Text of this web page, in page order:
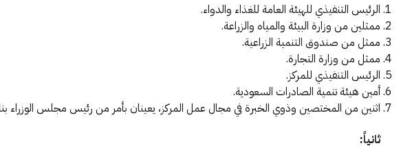
الرئيس التنفيذي للهيئة العامة للغذاء والدواء.
ممثلين من وزارة البيئة والمياه والزراعة.
ممثل من صندوق التنمية الزراعية.
ممثل من وزارة التجارة.
الرئيس التنفيذي للمركز.
أمين هيئة تنمية الصادرات السعودية.
اثنين من المختصين وذوي الخبرة في مجال عمل المركز، يعينان بأمر من رئيس مجلس
ثانياً: